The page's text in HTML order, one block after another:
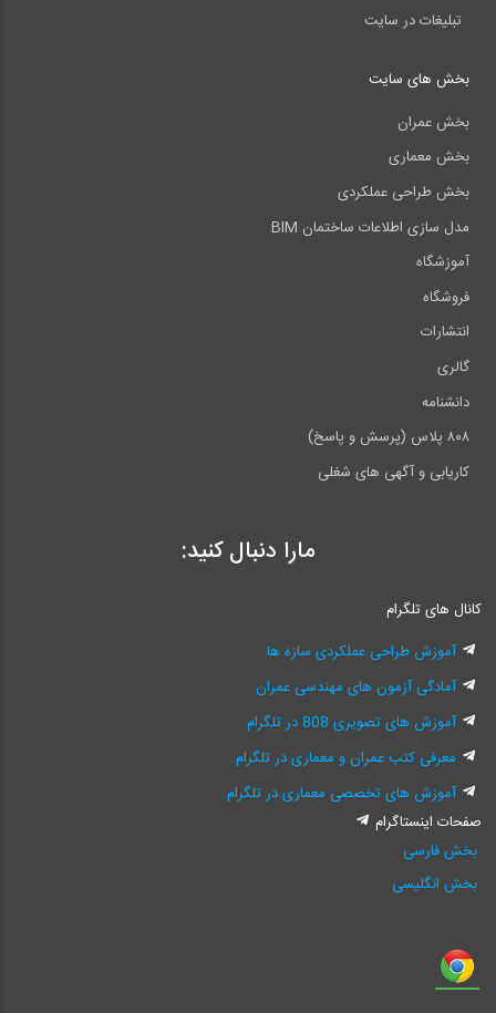
تبلیغات در سایت
بخش های سایت
بخش عمران
بخش معماری
بخش طراحی عملکردی
مدل سازی اطلاعات ساختمان BIM
آموزشگاه
فروشگاه
انتشارات
گالری
دانشنامه
۸۰۸ پلاس (پرسش و پاسخ)
کاریابی و آگهی های شغلی
مارا دنبال کنید:
کانال های تلگرام
آموزش طراحی عملکردی سازه ها
آمادگی آزمون های مهندسی عمران
آموزش های تصویری 808 در تلگرام
معرفی کتب عمران و معماری در تلگرام
آموزش های تخصصی معماری در تلگرام
صفحات اینستاگرام
بخش فارسی
بخش انگلیسی